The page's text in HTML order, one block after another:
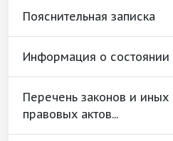
Пояснительная записка
Информация о состоянии
Перечень законов и
правовых актов...